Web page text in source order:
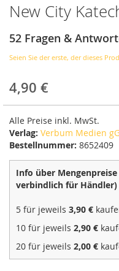
New City
52 Fragen &
Seien Sie der erste, der dieses
4,90 €
Alle Preise inkl. MwSt.
Verlag: Verbum Medien
Bestellnummer: 8652409
Info über
verbindlich für Händler)
5 für jeweils 3,90 €
10 für jeweils 2,90 €
20 für jeweils 2,00 €
Zum
Anfang
der
Bildergalerie
springen